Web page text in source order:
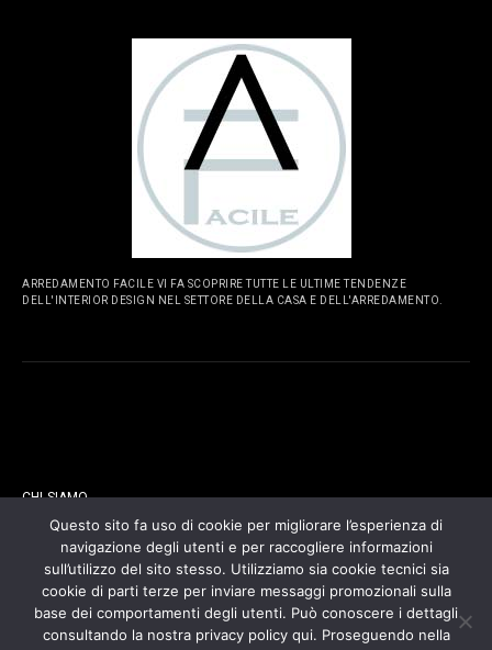
ARREDAMENTO FACILE VI FA SCOPRIRE TUTTE LE ULTIME TENDENZE
DELL'INTERIOR DESIGN NEL SETTORE DELLA CASA E DELL'ARREDAMENTO.
CHI SIAMO
CONTATTI
COOKIES POLICY
Questo sito fa uso di cookie per migliorare l’esperienza di
navigazione degli utenti e per raccogliere informazioni
sull’utilizzo del sito stesso. Utilizziamo sia cookie tecnici sia
cookie di parti terze per inviare messaggi promozionali sulla
base dei comportamenti degli utenti. Può conoscere i dettagli
consultando la nostra privacy policy qui. Proseguendo nella